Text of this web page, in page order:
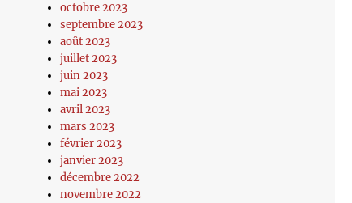
octobre 2023
septembre 2023
août 2023
juillet 2023
juin 2023
mai 2023
avril 2023
mars 2023
février 2023
janvier 2023
décembre 2022
novembre 2022